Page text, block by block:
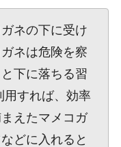
ネの下に受け
ネは危険を察
下に落ちる習
用すれば、効率
えたマメコガ
どに入れると